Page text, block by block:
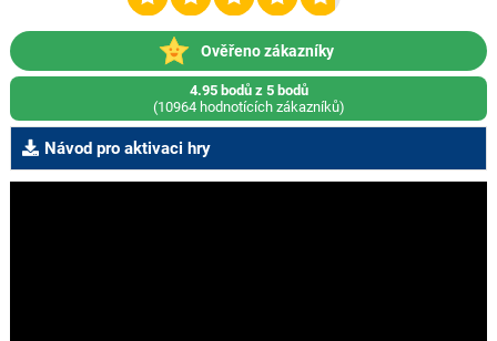
Ověřeno zákazníky
4.95 bodů z 5 bodů
(10964 hodnotících zákazníků)
Návod pro aktivaci hry